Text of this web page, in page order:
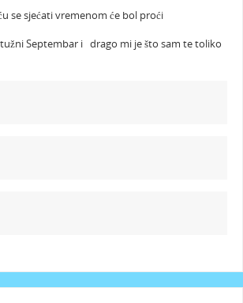
se sjećati vremenom će bol proći
tužni Septembar i drago mi je što sam te toliko